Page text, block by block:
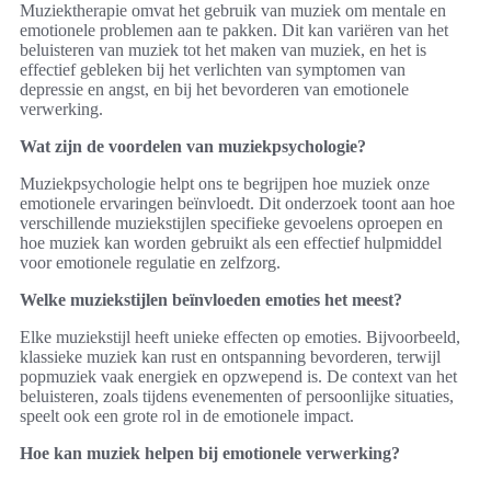
Muziektherapie omvat het gebruik van muziek om mentale en
emotionele problemen aan te pakken. Dit kan variëren van het
beluisteren van muziek tot het maken van muziek, en het is
effectief gebleken bij het verlichten van symptomen van
depressie en angst, en bij het bevorderen van emotionele
verwerking.
Wat zijn de voordelen van muziekpsychologie?
Muziekpsychologie helpt ons te begrijpen hoe muziek onze
emotionele ervaringen beïnvloedt. Dit onderzoek toont aan hoe
verschillende muziekstijlen specifieke gevoelens oproepen en
hoe muziek kan worden gebruikt als een effectief hulpmiddel
voor emotionele regulatie en zelfzorg.
Welke muziekstijlen beïnvloeden emoties het meest?
Elke muziekstijl heeft unieke effecten op emoties. Bijvoorbeeld,
klassieke muziek kan rust en ontspanning bevorderen, terwijl
popmuziek vaak energiek en opzwepend is. De context van het
beluisteren, zoals tijdens evenementen of persoonlijke situaties,
speelt ook een grote rol in de emotionele impact.
Hoe kan muziek helpen bij emotionele verwerking?